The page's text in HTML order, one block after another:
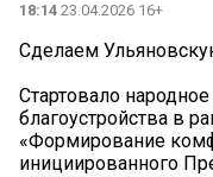
18:14 23.04.2026 16+
Сделаем
Стартовало
благоустройства в
«Формирование
инициированного